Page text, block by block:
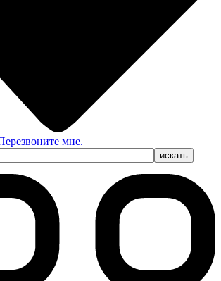
мне.